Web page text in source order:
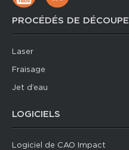
PROCÉDÉS DE DÉCOUPE
Laser
Fraisage
Jet d’eau
LOGICIELS
Logiciel de CAO Impact